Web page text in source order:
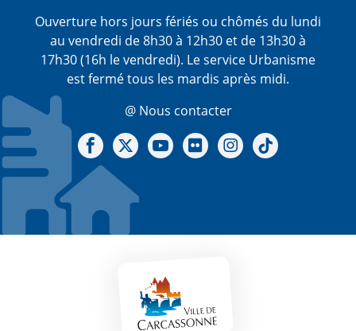
Ouverture hors jours fériés ou chômés du lundi
au vendredi de 8h30 à 12h30 et de 13h30 à
17h30 (16h le vendredi). Le service Urbanisme
est fermé tous les mardis après midi.
@ Nous contacter
Notre Facebook
Notre X - (twitter)
Notre chaine Youtube
Notre Gallerie sur Flickr
Notre Instagram
Mentions légales